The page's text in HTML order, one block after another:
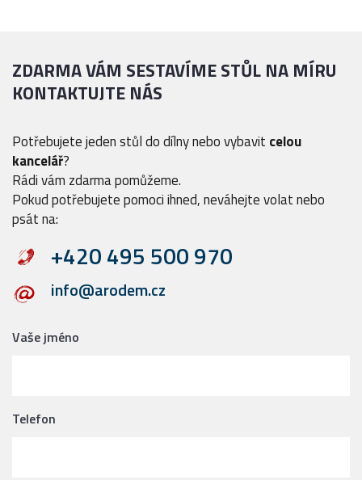
ZDARMA VÁM SESTAVÍME STŮL NA MÍRU
KONTAKTUJTE NÁS
Potřebujete jeden stůl do dílny nebo vybavit celou
kancelář?
Rádi vám zdarma pomůžeme.
Pokud potřebujete pomoci ihned, neváhejte volat nebo
psát na:
+420 495 500 970
info@arodem.cz
Vaše jméno
Telefon